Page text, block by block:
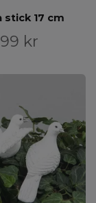
stick 17 cm
99 kr